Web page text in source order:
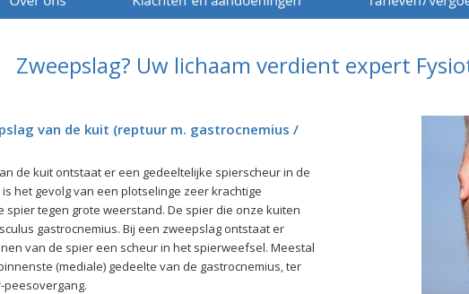
Zweepslag? Uw lichaam verdient expert
van de kuit (reptuur m. gastrocnemius /
de kuit ontstaat er een gedeeltelijke spierscheur in de
het gevolg van een plotselinge zeer krachtige
spier tegen grote weerstand. De spier die onze kuiten
gastrocnemius. Bij een zweepslag ontstaat er
van de spier een scheur in het spierweefsel. Meestal
(mediale) gedeelte van de gastrocnemius, ter